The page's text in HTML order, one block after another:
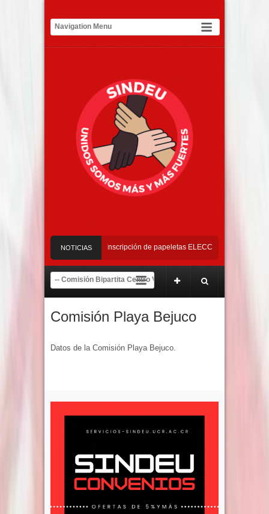
NOTICIAS
Requisitos de Inscripción de papeletas ELECCIONES 2026 – 2029
COMUNICADO A LA COMUNIDAD UNIVERSITARIA Y
Comisión Playa Bejuco
Datos de la Comisión Playa Bejuco.